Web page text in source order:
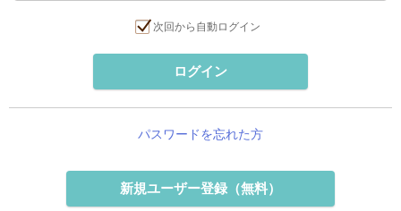
次回から自動ログイン
ログイン
パスワードを忘れた方
新規ユーザー登録（無料）